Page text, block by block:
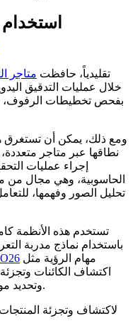
استخدام
تقليدياً، حافظت متاجر
خلال عمليات التدقيق
بفحص تخطيطات الرفوف،
ومع ذلك، يمكن أن تستغرق
نطاقها عبر متاجر
إجراء عمليات
الحاسوبية، وهي مجال من
تحليل الصور وفهمها،
تستخدم هذه الأنظمة
باستخدام نماذج مدربة
اكتشاف الكائنات
وتحديد موقع المنتجات بدقة على رفوف التجزئة.